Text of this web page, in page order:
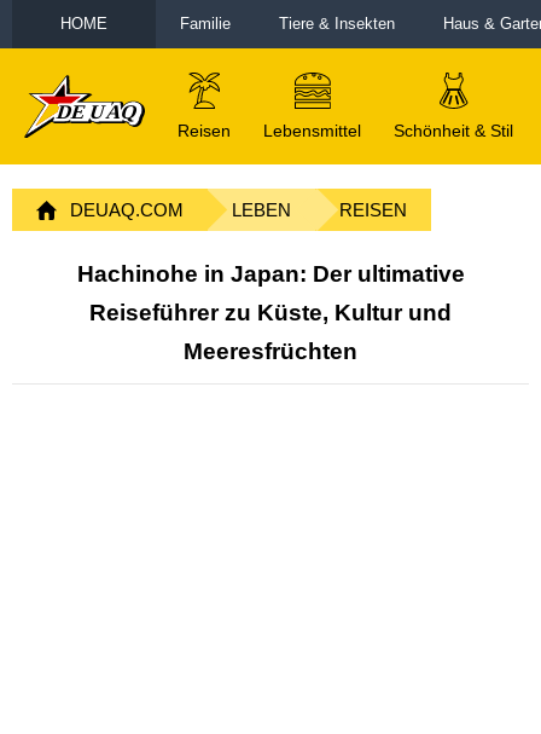
HOME Familie Tiere & Insekten Haus &
Reisen Lebensmittel Schönheit & Stil
DEUAQ.COM LEBEN REISEN
Hachinohe in Japan: Der ultimative
Reiseführer zu Küste, Kultur und
Meeresfrüchten